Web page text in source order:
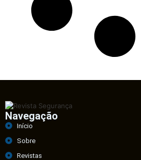
Navegação
Início
Sobre
Revistas